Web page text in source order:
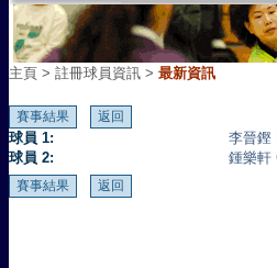
主頁 > 註冊球員資訊 > 最新資訊
球員 1:
李晉鏗
球員 2:
鍾樂軒